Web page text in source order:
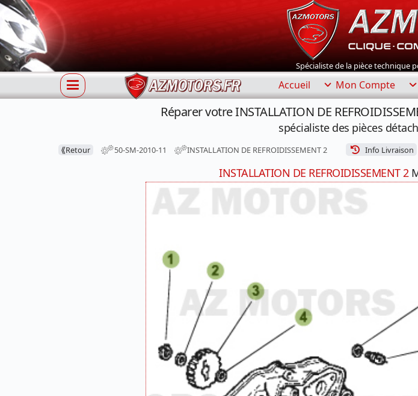
Spécialiste de la pièce technique
Accueil Mon Compte
Réparer votre INSTALLATION DE
spécialiste des pièces
⟪Retour 50-SM-2010-11 INSTALLATION DE REFROIDISSEMENT 2 Info Livraison
INSTALLATION DE REFROIDISSEMENT 2